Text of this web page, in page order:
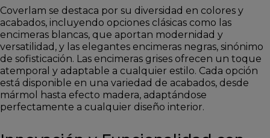
Coverlam se destaca por su diversidad en colores y
acabados, incluyendo opciones clásicas como las
encimeras blancas, que aportan modernidad y
versatilidad, y las elegantes encimeras negras, sinónimo
de sofisticación. Las encimeras grises ofrecen un toque
atemporal y adaptable a cualquier estilo. Cada opción
está disponible en una variedad de acabados, desde
mármol hasta efecto madera, adaptándose
perfectamente a cualquier diseño interior.